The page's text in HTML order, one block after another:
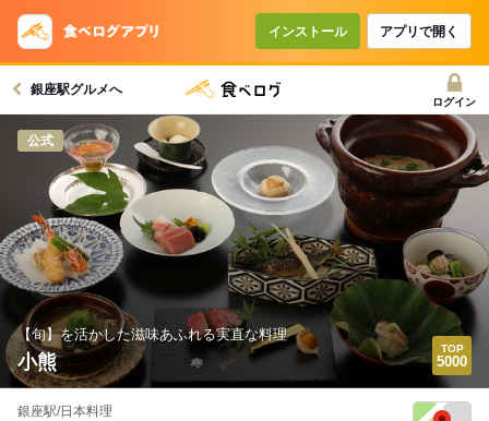
インストール アプリで開く
銀座駅グルメへ
ログイン
公式
【旬】を活かした滋味あふれる実直な料理
小熊
銀座駅/日本料理